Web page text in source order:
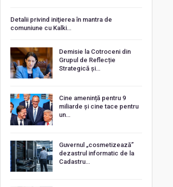
Detalii privind iniţierea în mantra de
comuniune cu Kalki…
Demisie la Cotroceni din
Grupul de Reflecție
Strategică și…
Cine amenință pentru 9
miliarde și cine tace pentru
un…
Guvernul „cosmetizează”
dezastrul informatic de la
Cadastru…